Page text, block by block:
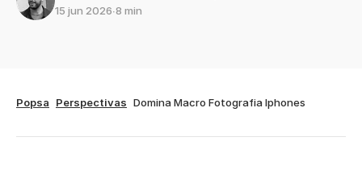
15 jun 2026∙8 min
Popsa Perspectivas Domina Macro Fotografia Iphones